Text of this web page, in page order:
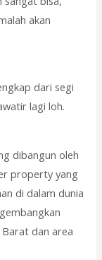
akan
dari segi
lagi loh.
dibangun oleh
property yang
di dalam dunia
dan area